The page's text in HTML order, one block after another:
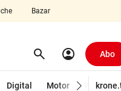
Bazar
search Suchen
account_circle Abo
Digital Motor